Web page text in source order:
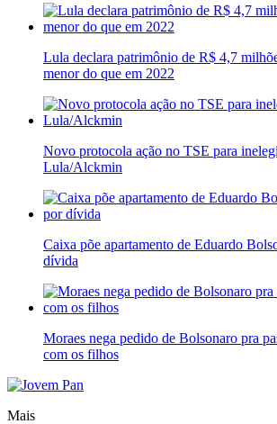
Lula declara patrimônio de R$ 4,7
menor do que em 2022
Novo protocola ação no TSE para
Lula/Alckmin
Caixa põe apartamento de Eduardo
dívida
Moraes nega pedido de Bolsonaro pra
com os filhos
Mais